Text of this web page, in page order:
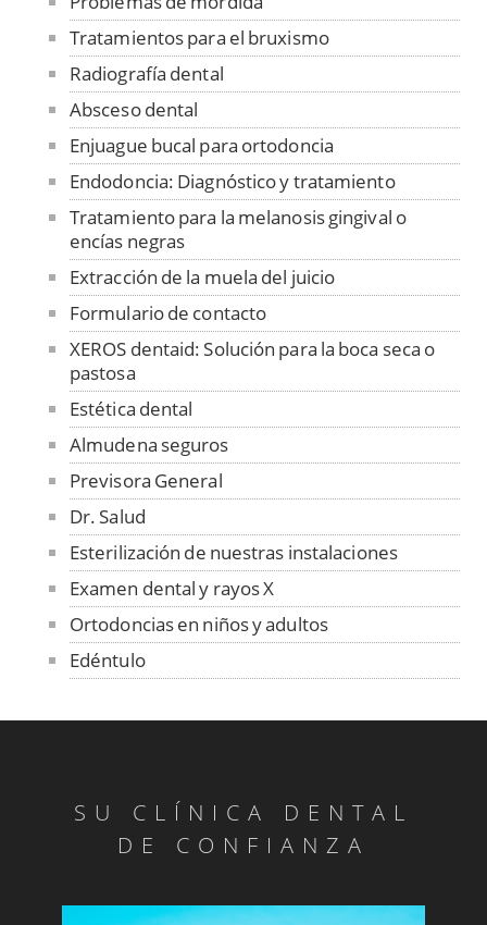
Tratamientos para el bruxismo
Radiografía dental
Absceso dental
Enjuague bucal para ortodoncia
Endodoncia: Diagnóstico y tratamiento
Tratamiento para la melanosis gingival o
encías negras
Extracción de la muela del juicio
Formulario de contacto
XEROS dentaid: Solución para la boca seca o
pastosa
Estética dental
Almudena seguros
Previsora General
Dr. Salud
Esterilización de nuestras instalaciones
Examen dental y rayos X
Ortodoncias en niños y adultos
Edéntulo
Absceso Periodontal
Anquilosis
Benigno
SU CLÍNICA DENTAL
DE CONFIANZA